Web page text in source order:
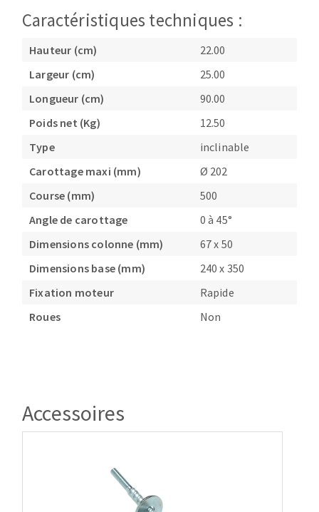
Caractéristiques techniques :
Hauteur (cm)
22.00
Largeur (cm)
25.00
Longueur (cm)
90.00
Poids net (Kg)
12.50
Type
inclinable
Carottage maxi (mm)
Ø 202
Course (mm)
500
Angle de carottage
0 à 45°
Dimensions colonne (mm)
67 x 50
Dimensions base (mm)
240 x 350
Fixation moteur
Rapide
Roues
Non
Accessoires